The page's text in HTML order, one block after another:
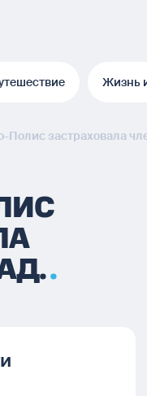
Жизнь
Полис застраховала